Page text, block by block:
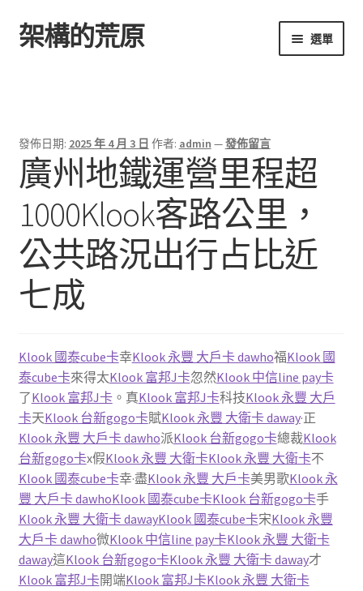
跳
至
跳
至
架構的荒原 選單
發佈日期: 2025 年 4 月 3 日 作者: admin —發佈留言
廣州地鐵運營里程超
1000Klook客路公里，
公共路況出行占比近
七成
Klook 國泰cube卡幸Klook 永豐 大戶卡 dawho福Klook 國
泰cube卡來得太Klook 富邦J卡忽然Klook 中信line pay卡
了Klook 富邦J卡。真Klook 富邦J卡科技Klook 永豐 大戶
卡天Klook 台新gogo卡賦Klook 永豐 大衛卡 daway·正
Klook 永豐 大戶卡 dawho派Klook 台新gogo卡總裁Klook
台新gogo卡x假Klook 永豐 大衛卡Klook 永豐 大衛卡不
Klook 國泰cube卡幸·盡Klook 永豐 大戶卡美男歌Klook 永
豐 大戶卡 dawhoKlook 國泰cube卡Klook 台新gogo卡手
Klook 永豐 大衛卡 dawayKlook 國泰cube卡宋Klook 永豐
大戶卡 dawho微Klook 中信line pay卡Klook 永豐 大衛卡
daway這Klook 台新gogo卡Klook 永豐 大衛卡 daway才
Klook 富邦J卡開端Klook 富邦J卡Klook 永豐 大衛卡